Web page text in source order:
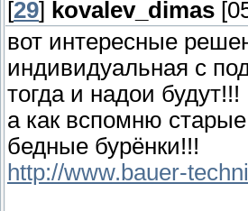
[29] kovalev_dimas
вот интересные
индивидуальная с
тогда и надои будут!!!
а как вспомню
бедные бурёнки!!!
http://www.bauer-